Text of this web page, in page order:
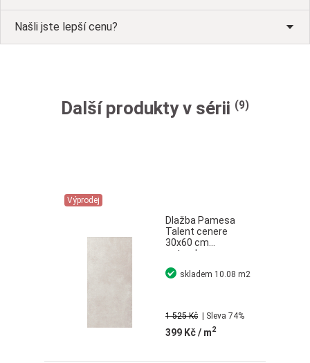
Našli jste lepší cenu?
Další produkty v sérii (9)
Výprodej
Dlažba Pamesa
Talent cenere
30x60 cm
naturale
1 525 Kč | Sleva 74%
399 Kč/ m2
skladem 10.08 m2